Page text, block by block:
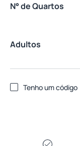
N° de Quartos
Adultos
Tenho um código